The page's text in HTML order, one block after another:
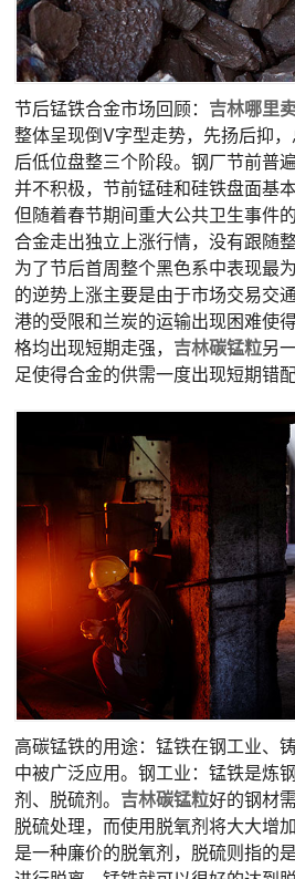
节后锰铁合金市场回顾： 吉林哪里
整体呈现倒V字型走势，先扬后抑
后低位盘整三个阶段。钢厂节前普
并不积极，节前锰硅和硅铁盘面基
但随着春节期间重大公共卫生事件
合金走出独立上涨行情，没有跟随
为了节后首周整个黑色系中表现最
的逆势上涨主要是由于市场交易交
港的受限和兰炭的运输出现困难使
格均出现短期走强， 吉林碳锰粒另
足使得合金的供需一度出现短期错
高碳锰铁的用途：锰铁在钢工业、
中被广泛应用。钢工业：锰铁是炼
剂、脱硫剂。 吉林碳锰粒好的钢材
脱硫处理，而使用脱氧剂将大大增
是一种廉价的脱氧剂，脱硫则指的